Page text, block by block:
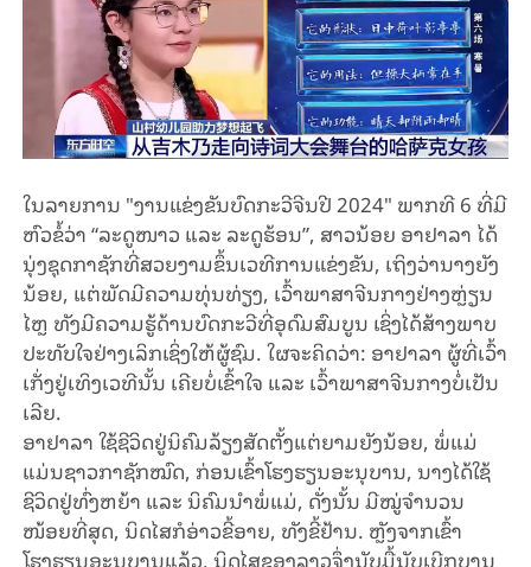
ໃນລາຍການ "ງານແຂ່ງຂັນບົດກະວີຈີນປີ2024" ​ ພາກທີ6 ທີ່ມີ
ຫົວຂໍ້ວ່າ “ລະດູໜາວ ແລະ ລະດູຮ້ອນ”​, ສາວນ້ອຍ ອາຢາລາ ໄດ້
ນຸ່ງຊຸດກາຊັກທີ່ສວຍງາມຂຶ້ນເວທີການແຂ່ງຂັນ, ເຖິງວ່ານາງຍັງ
ນ້ອຍ, ແຕ່ພັດມີຄວາມທຸ່ນທ່ຽງ, ເວົ້າພາສາຈີນກາງຢ່າງຫຼ່ຽນ
ໄຫຼ ທັງມີຄວາມຮູ້ດ້ານບົດກະວີທີ່ອຸດົມສົມບູນ ເຊິ່ງໄດ້ສ້າງພາບ
ປະທັບໃຈຢ່າງເລິກເຊິ່ງໃຫ້ຜູ້ຊົມ.ໃຜຈະຄິດວ່າ: ອາຢາລາ ຜູ້ທີ່ເວົ້າ
ເກັ່ງຢູ່ເທິງເວທີນັ້ນ ເຄີຍບໍ່ເຂົ້າໃຈ ແລະ ເວົ້າພາສາຈີນກາງບໍ່ເປັນ
ເລີຍ.
ອາຢາລາໃຊ້ຊີວິດຢູ່ນິຄົມລ້ຽງສັດຕັ້ງແຕ່ຍາມຍັງນ້ອຍ, ພໍ່ແມ່
ແມ່ນຊາວກາຊັກໝົດ, ກ່ອນເຂົ້າໂຮງຮຽນອະນຸບານ, ນາງໄດ້ໃຊ້
ຊີວິດຢູ່ທົ່ງຫຍ້າ ແລະ ນິຄົມນຳພໍ່ແມ່, ດັ່ງນັ້ນ ມີໝູ່ຈໍານວນ
ໜ້ອຍທີ່ສຸດ, ນິດໄສກໍອ່າວຂີ້ອາຍ, ​ ທັງຂີ້ຢ້ານ. ຫຼັງຈາກເຂົ້າ
ໂຮງຮຽນອະນຸບານແລ້ວ, ນິດໄສຂອງລາວຈຶ່ງນັບມື້ນັບເບີກບານ